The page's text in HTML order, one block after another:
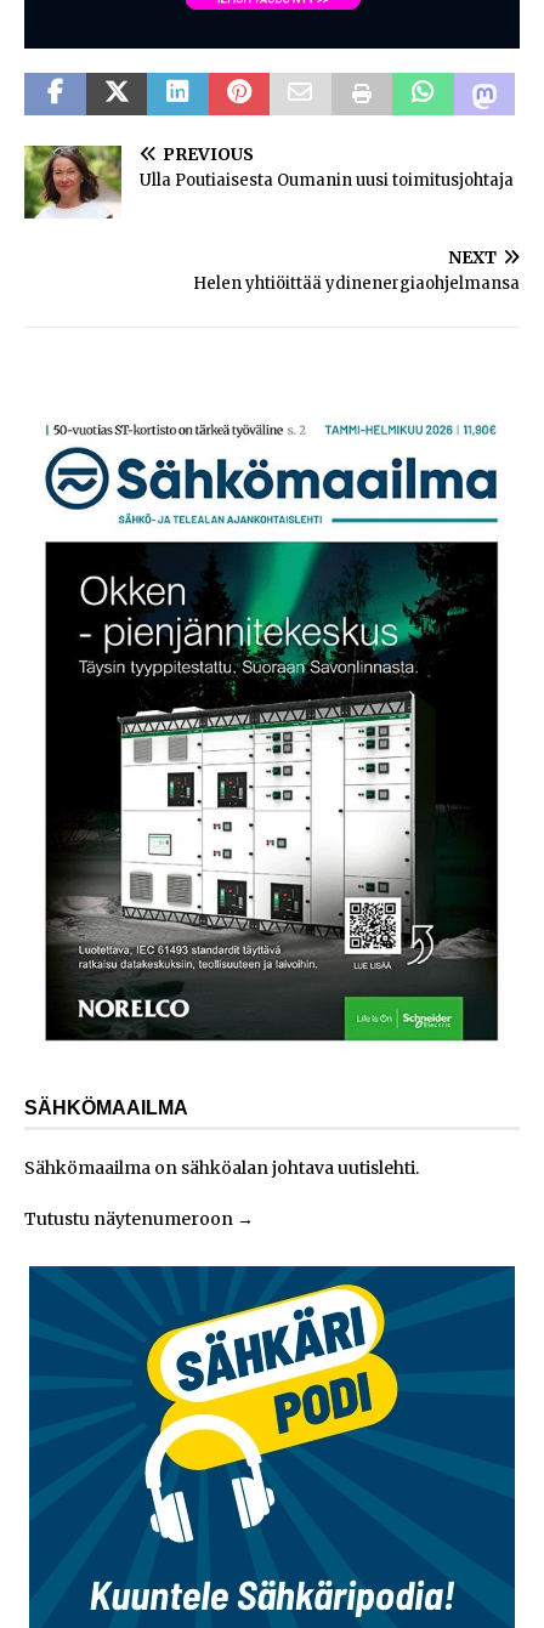
PREVIOUS
Ulla Poutiaisesta Oumanin uusi toimitusjohtaja
NEXT
Helen yhtiöittää ydinenergiaohjelmansa
SÄHKÖMAAILMA
Sähkömaailma on sähköalan johtava uutislehti.
Tutustu näytenumeroon →